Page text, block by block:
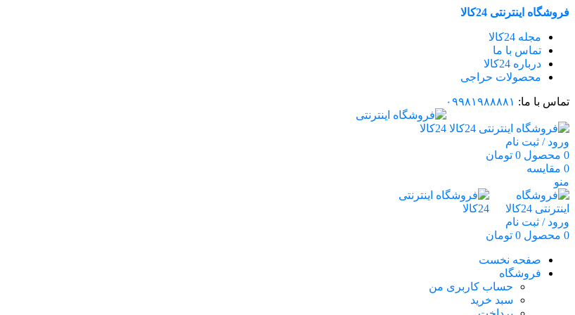
فروشگاه اینترنتی 24کالا
مجله 24کالا
تماس با ما
درباره 24کالا
محصولات حراجی
تماس با ما: ۰۹۹۸۱۹۸۸۸۸۱
ورود / ثبت نام
0 محصول 0 تومان
0 مقایسه
منو
ورود / ثبت نام
0 محصول 0 تومان
صفحه نخست
فروشگاه
حساب کاربری من
سبد خرید